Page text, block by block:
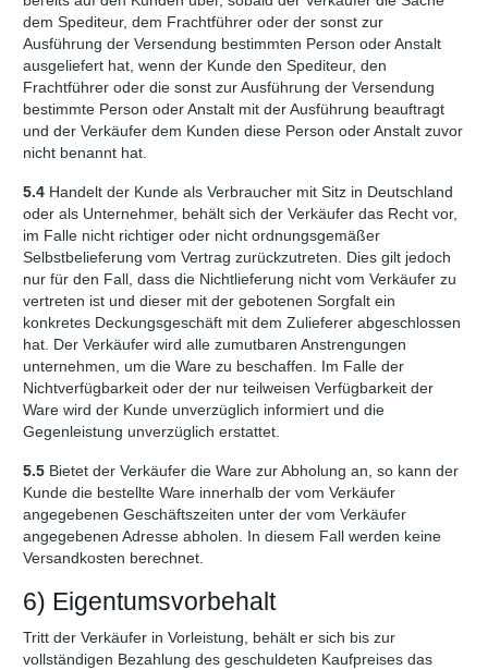
dem Spediteur, dem Frachtführer oder der sonst zur
Ausführung der Versendung bestimmten Person oder Anstalt
ausgeliefert hat, wenn der Kunde den Spediteur, den
Frachtführer oder die sonst zur Ausführung der Versendung
bestimmte Person oder Anstalt mit der Ausführung beauftragt
und der Verkäufer dem Kunden diese Person oder Anstalt zuvor
nicht benannt hat.
5.4 Handelt der Kunde als Verbraucher mit Sitz in Deutschland
oder als Unternehmer, behält sich der Verkäufer das Recht vor,
im Falle nicht richtiger oder nicht ordnungsgemäßer
Selbstbelieferung vom Vertrag zurückzutreten. Dies gilt jedoch
nur für den Fall, dass die Nichtlieferung nicht vom Verkäufer zu
vertreten ist und dieser mit der gebotenen Sorgfalt ein
konkretes Deckungsgeschäft mit dem Zulieferer abgeschlossen
hat. Der Verkäufer wird alle zumutbaren Anstrengungen
unternehmen, um die Ware zu beschaffen. Im Falle der
Nichtverfügbarkeit oder der nur teilweisen Verfügbarkeit der
Ware wird der Kunde unverzüglich informiert und die
Gegenleistung unverzüglich erstattet.
5.5 Bietet der Verkäufer die Ware zur Abholung an, so kann der
Kunde die bestellte Ware innerhalb der vom Verkäufer
angegebenen Geschäftszeiten unter der vom Verkäufer
angegebenen Adresse abholen. In diesem Fall werden keine
Versandkosten berechnet.
6) Eigentumsvorbehalt
Tritt der Verkäufer in Vorleistung, behält er sich bis zur
vollständigen Bezahlung des geschuldeten Kaufpreises das